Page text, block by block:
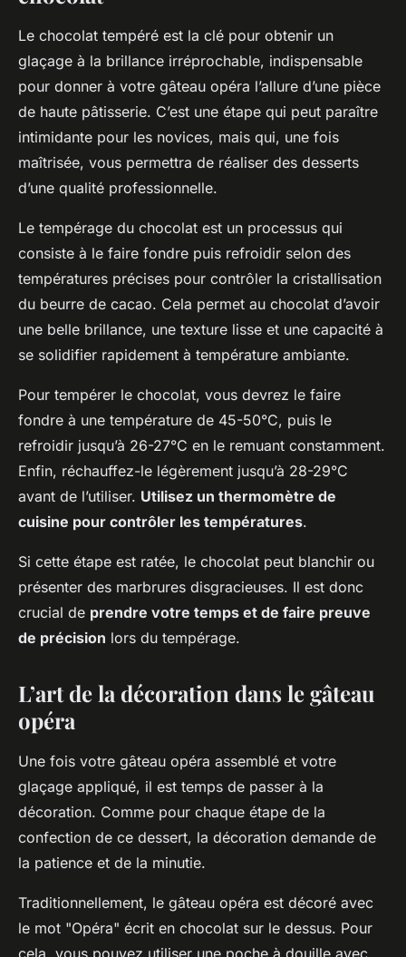
Le chocolat tempéré est la clé pour obtenir un
glaçage à la brillance irréprochable, indispensable
pour donner à votre gâteau opéra l’allure d’une pièce
de haute pâtisserie. C’est une étape qui peut paraître
intimidante pour les novices, mais qui, une fois
maîtrisée, vous permettra de réaliser des desserts
d’une qualité professionnelle.
Le tempérage du chocolat est un processus qui
consiste à le faire fondre puis refroidir selon des
températures précises pour contrôler la cristallisation
du beurre de cacao. Cela permet au chocolat d’avoir
une belle brillance, une texture lisse et une capacité à
se solidifier rapidement à température ambiante.
Pour tempérer le chocolat, vous devrez le faire
fondre à une température de 45-50°C, puis le
refroidir jusqu’à 26-27°C en le remuant constamment.
Enfin, réchauffez-le légèrement jusqu’à 28-29°C
avant de l’utiliser. Utilisez un thermomètre de
cuisine pour contrôler les températures.
Si cette étape est ratée, le chocolat peut blanchir ou
présenter des marbrures disgracieuses. Il est donc
crucial de prendre votre temps et de faire preuve
de précision lors du tempérage.
L’art de la décoration dans le gâteau
opéra
Une fois votre gâteau opéra assemblé et votre
glaçage appliqué, il est temps de passer à la
décoration. Comme pour chaque étape de la
confection de ce dessert, la décoration demande de
la patience et de la minutie.
Traditionnellement, le gâteau opéra est décoré avec
le mot "Opéra" écrit en chocolat sur le dessus. Pour